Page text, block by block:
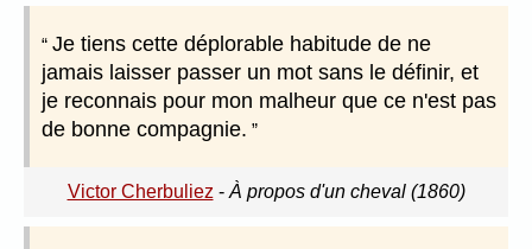
Je tiens cette déplorable habitude de ne
jamais laisser passer un mot sans le définir, et
je reconnais pour mon malheur que ce n'est pas
de bonne compagnie.
Victor Cherbuliez - À propos d'un cheval (1860)